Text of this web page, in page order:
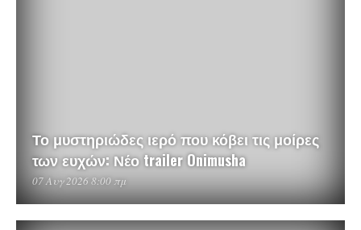
Το μυστηριώδες ιερό που κόβει τις μοίρες
των ευχών: Νέο trailer Onimusha
07 Αυγ 2026 8:00 πμ